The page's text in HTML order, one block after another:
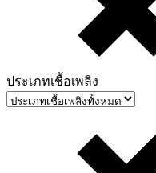
ประเภทเชื้อเพลิง